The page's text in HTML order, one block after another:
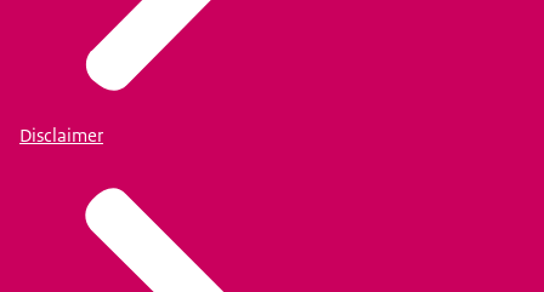
Disclaimer